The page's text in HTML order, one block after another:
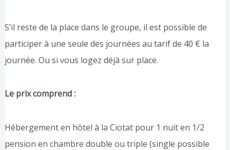
S’il reste de la place dans le groupe, il est possible de
participer à une seule des journées au tarif de 40 € la
journée. Ou si vous logez déjà sur place.
Le prix comprend :
Hébergement en hôtel à la Ciotat pour 1 nuit en 1/2
pension en chambre double ou triple (single possible